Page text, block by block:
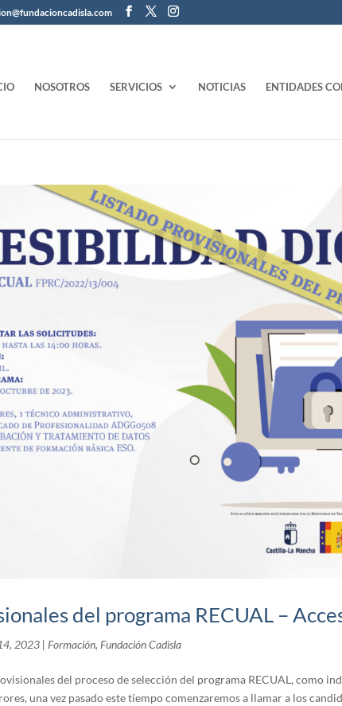
NOSOTROS SERVICIOS NOTICIAS ENTIDADES
del programa RECUAL –
2023 | Formación, Fundación Cadisla
del proceso de selección del programa RECUAL, como
una vez pasado este tiempo comenzaremos a llamar a los